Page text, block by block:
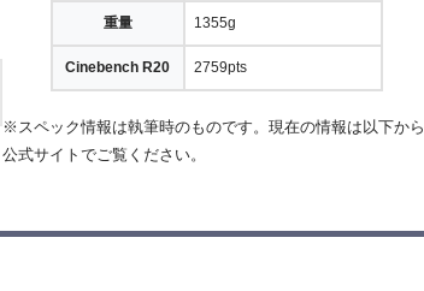
重量 1355g
Cinebench R20 2759pts
※スペック情報は執筆時のものです。現在の情報は以下から
公式サイトでご覧ください。